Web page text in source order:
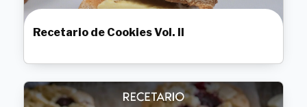
Recetario de Cookies Vol. II